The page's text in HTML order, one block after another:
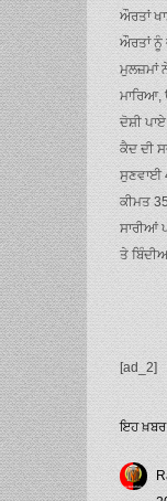
ਔਰਤਾਂ
ਔਰਤਾਂ ਨੂੰ
ਮੁਲਜ਼ਮਾਂ
ਮਾਰਿਆ,
ਦੋਸ਼ੀ
ਕੈਦ ਦੀ
ਸੁਣਵਾਈ
ਕੀਮਤ
ਸਾਰੀਆਂ
ਤੇ
[ad_2]
ਇਹ